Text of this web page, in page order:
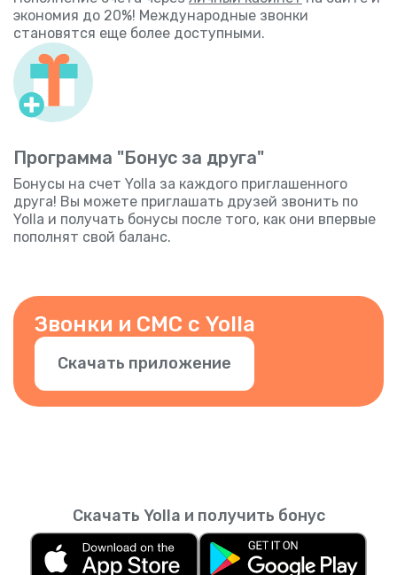
экономия до 20%! Международные звонки
становятся еще более доступными.
Программа "Бонус за друга"
Бонусы на счет Yolla за каждого приглашенного
друга! Вы можете приглашать друзей звонить по
Yolla и получать бонусы после того, как они впервые
пополнят свой баланс.
Звонки и СМС с Yolla
Скачать приложение
Скачать Yolla и получить бонус